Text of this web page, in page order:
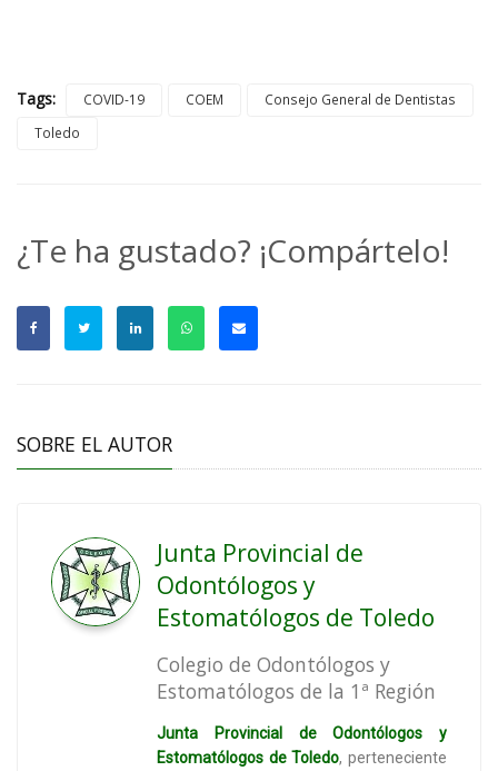
Tags: COVID-19 COEM
Consejo General de Dentistas
Toledo
¿Te ha gustado? ¡Compártelo!
SOBRE EL AUTOR
Junta Provincial de
Odontólogos y
Estomatólogos de Toledo
Colegio de Odontólogos y
Estomatólogos de la 1ª Región
Junta Provincial de Odontólogos y
Estomatólogos de Toledo, perteneciente